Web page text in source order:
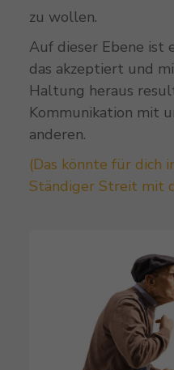
zu wollen.
Auf dieser Ebene ist
das akzeptiert und
Haltung heraus
Kommunikation mit
anderen.
(Das könnte für dich
Ständiger Streit mit